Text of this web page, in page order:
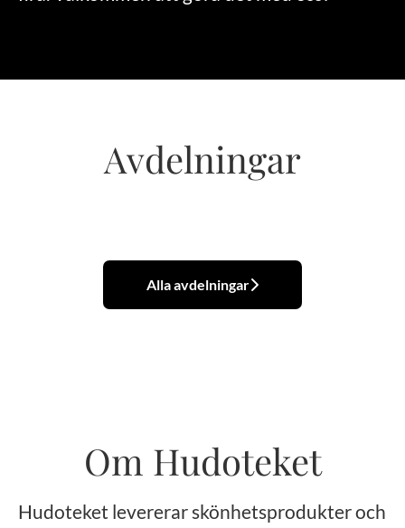
Avdelningar
Alla avdelningar
Om Hudoteket
Hudoteket levererar skönhetsprodukter och